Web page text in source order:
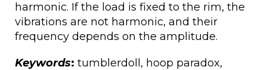
harmonic. If the load is fixed to the rim, the
vibrations are not harmonic, and their
frequency depends on the amplitude.
Keywords: tumblerdoll, hoop paradox,